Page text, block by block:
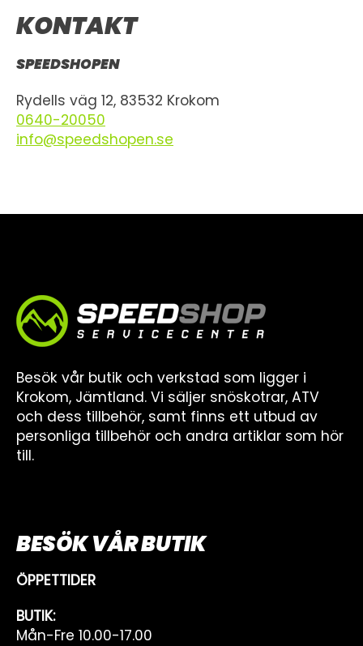
KONTAKT
SPEEDSHOPEN
Rydells väg 12, 83532 Krokom
0640-20050
info@speedshopen.se
Besök vår butik och verkstad som ligger i
Krokom, Jämtland. Vi säljer snöskotrar, ATV
och dess tillbehör, samt finns ett utbud av
personliga tillbehör och andra artiklar som hör
till.
BESÖK VÅR BUTIK
ÖPPETTIDER
BUTIK:
Mån-Fre 10.00-17.00